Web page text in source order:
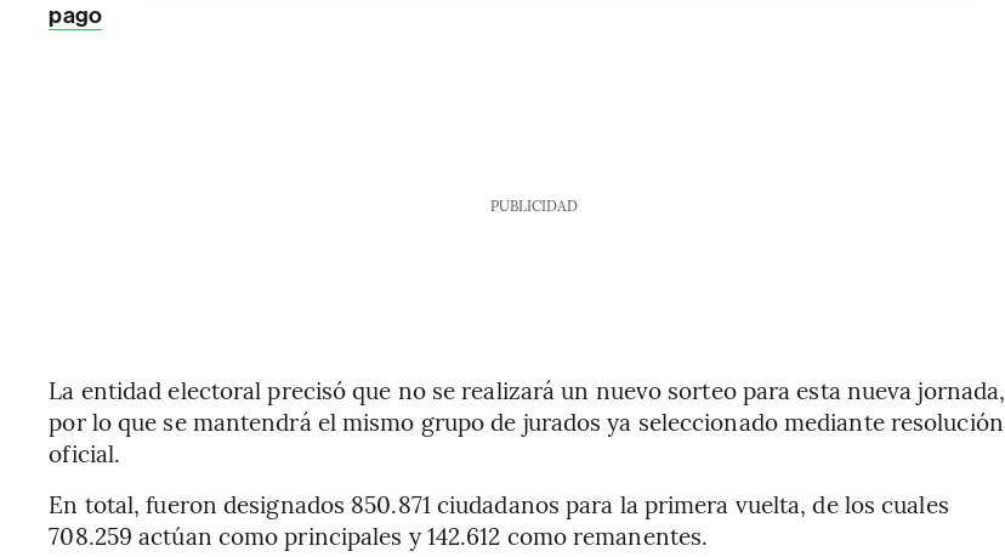
pago
PUBLICIDAD
La entidad electoral precisó que no se realizará un nuevo sorteo para esta nueva jornada,
por lo que se mantendrá el mismo grupo de jurados ya seleccionado mediante resolución
oficial.
En total, fueron designados 850.871 ciudadanos para la primera vuelta, de los cuales
708.259 actúan como principales y 142.612 como remanentes.